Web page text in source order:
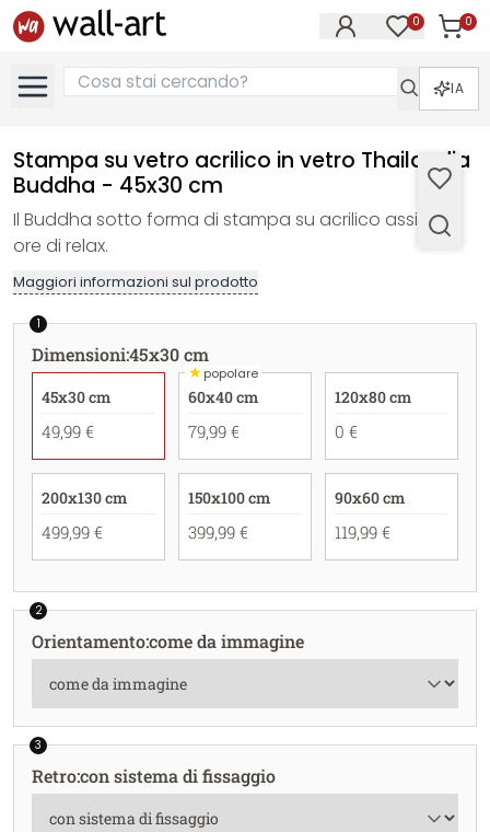
0 0
IA
Stampa su vetro acrilico in vetro Thailandia
Buddha - 45x30 cm
Il Buddha sotto forma di stampa su acrilico assicura
ore di relax.
Maggiori informazioni sul prodotto
1
Dimensioni:45x30 cm
45x30 cm
49,99 €
★popolare
60x40 cm
79,99 €
120x80 cm
0 €
200x130 cm
499,99 €
150x100 cm
399,99 €
90x60 cm
119,99 €
2
Orientamento:come da immagine
3
Retro:con sistema di fissaggio